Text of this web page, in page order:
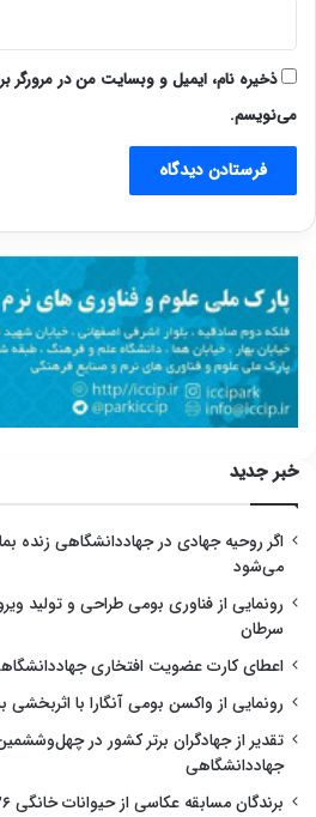
ذخیره نام، ایمیل و وبسایت من در مرورگر
می‌نویسم.
خبر جدید
اگر روحیه جهادی در جهاددانشگاهی زنده
می‌شود
رونمایی از فناوری بومی طراحی و تولید
سرطان
اعطای کارت عضویت افتخاری
رونمایی از واکسن بومی آنگارا با اثربخشی بیش از
تقدیر از جهادگران برتر کشور در
جهاددانشگاهی
برندگان مسابقه عکاسی از حیوانات خانگی ۲۰۲۶ معرفی شدند